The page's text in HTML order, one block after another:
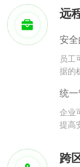
远
安
员工
据的
统
企业
提高
跨